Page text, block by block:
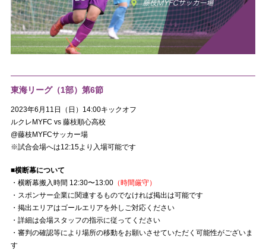
東海リーグ（1部）第6節
2023年6月11日（日）14:00キックオフ
ルクレMYFC vs 藤枝順心高校
@藤枝MYFCサッカー場
※試合会場へは12:15より入場可能です
■横断幕について
・横断幕搬入時間 12:30〜13:00 （時間厳守）
・スポンサー企業に関連するものでなければ掲出は可能です
・掲出エリアはゴールエリアを外しご対応ください
・詳細は会場スタッフの指示に従ってください
・審判の確認等により場所の移動をお願いさせていただく可能性がございま
す